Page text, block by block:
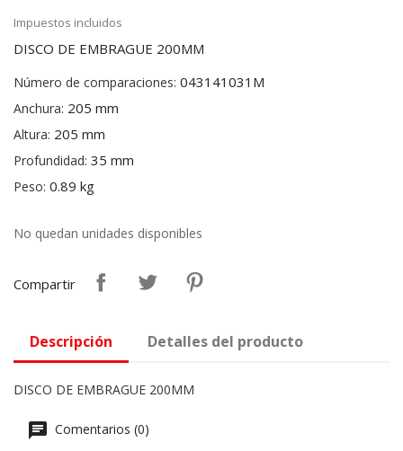
Impuestos incluidos
DISCO DE EMBRAGUE 200MM
Número de comparaciones: 043141031M
Anchura: 205 mm
Altura: 205 mm
Profundidad: 35 mm
Peso: 0.89 kg
No quedan unidades disponibles
Compartir
Descripción Detalles del producto
DISCO DE EMBRAGUE 200MM
Comentarios (0)